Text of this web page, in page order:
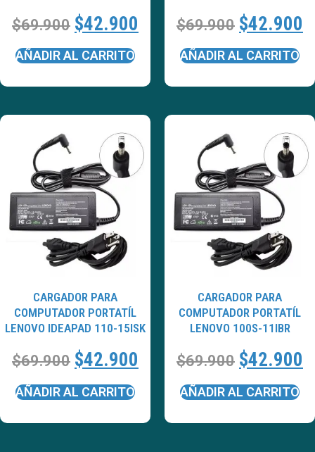
$69.900 $42.900
AÑADIR AL CARRITO
$69.900 $42.900
AÑADIR AL CARRITO
CARGADOR PARA
COMPUTADOR PORTATÍL
LENOVO IDEAPAD 110-15ISK
$69.900 $42.900
AÑADIR AL CARRITO
CARGADOR PARA
COMPUTADOR PORTATÍL
LENOVO 100S-11IBR
$69.900 $42.900
AÑADIR AL CARRITO